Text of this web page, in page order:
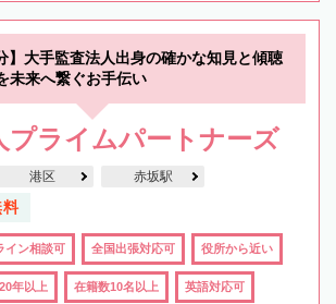
】大手監査法人出身の確かな知見と傾聴
未来へ繋ぐお手伝い
プライムパートナーズ
港区 赤坂駅
料
イン相談可 全国出張対応可 役所から近い
年以上 在籍数10名以上 英語対応可